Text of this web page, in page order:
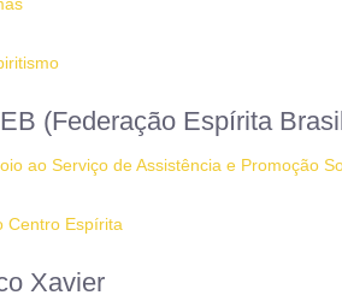
(Federação Espírita
ao Serviço de Assistência e Promoção
Centro Espírita
Xavier